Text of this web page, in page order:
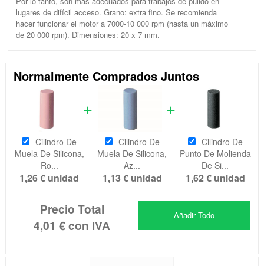
lugares de difícil acceso. Grano: extra fino. Se recomienda
hacer funcionar el motor a 7000-10 000 rpm (hasta un máximo
de 20 000 rpm). Dimensiones: 20 x 7 mm.
Normalmente Comprados Juntos
Cilindro De
Muela De Silicona,
Ro...
1,26 € unidad
Cilindro De
Muela De Silicona,
Az...
1,13 € unidad
Cilindro De
Punto De Molienda
De Si...
1,62 € unidad
Precio Total
4,01 €con IVA
Añadir Todo